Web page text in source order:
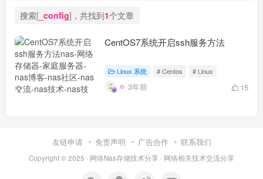
搜索[ _config]，共找到1个文章
CentOS7系统开启ssh服务方法
Linux 系统 # Centos # Linux
3年前 15
友链申请 免责声明 广告合作 联系我们
Copyright © 2025 · 网络Nas存储技术分享 · 网络相关技术交流分享